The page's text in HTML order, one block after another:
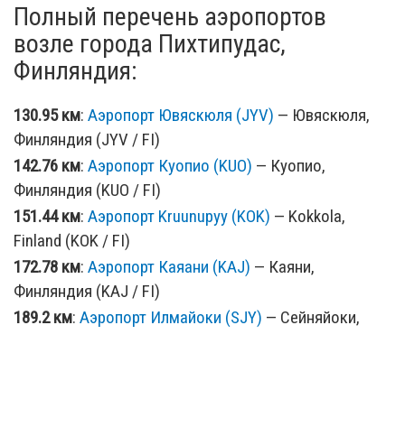
Полный перечень аэропортов
возле города Пихтипудас,
Финляндия:
130.95 км: Аэропорт Ювяскюля (JYV) — Ювяскюля,
Финляндия (JYV / FI)
142.76 км: Аэропорт Куопио (KUO) — Куопио,
Финляндия (KUO / FI)
151.44 км: Аэропорт Kruunupyy (KOK) — Kokkola,
Finland (KOK / FI)
172.78 км: Аэропорт Каяани (KAJ) — Каяни,
Финляндия (KAJ / FI)
189.2 км: Аэропорт Илмайоки (SJY) — Сейняйоки,